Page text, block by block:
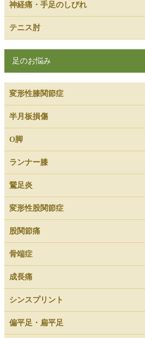
神経痛・手足のしびれ
テニス肘
足のお悩み
変形性膝関節症
半月板損傷
O脚
ランナー膝
鵞足炎
変形性股関節症
股関節痛
骨端症
成長痛
シンスプリント
偏平足・扁平足